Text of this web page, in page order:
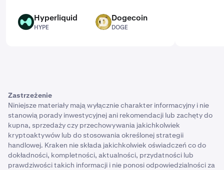
HYPE Hyperliquid
HYPE
DOGE Dogecoin
DOGE
Zastrzeżenie
Niniejsze materiały mają wyłącznie charakter informacyjny i nie
stanowią porady inwestycyjnej ani rekomendacji lub zachęty do
kupna, sprzedaży czy przechowywania jakichkolwiek
kryptoaktywów lub do stosowania określonej strategii
handlowej. Kraken nie składa jakichkolwiek oświadczeń co do
dokładności, kompletności, aktualności, przydatności lub
prawdziwości takich informacji i nie ponosi odpowiedzialności za